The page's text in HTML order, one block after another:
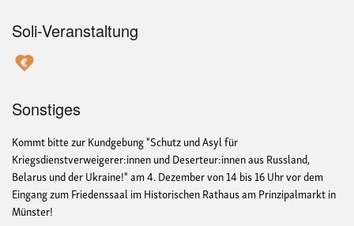
Soli-Veranstaltung
Sonstiges
Kommt bitte zur Kundgebung "Schutz und Asyl für
Kriegsdienstverweigerer:innen und Deserteur:innen aus Russland,
Belarus und der Ukraine!" am 4. Dezember von 14 bis 16 Uhr vor dem
Eingang zum Friedenssaal im Historischen Rathaus am Prinzipalmarkt in
Münster!